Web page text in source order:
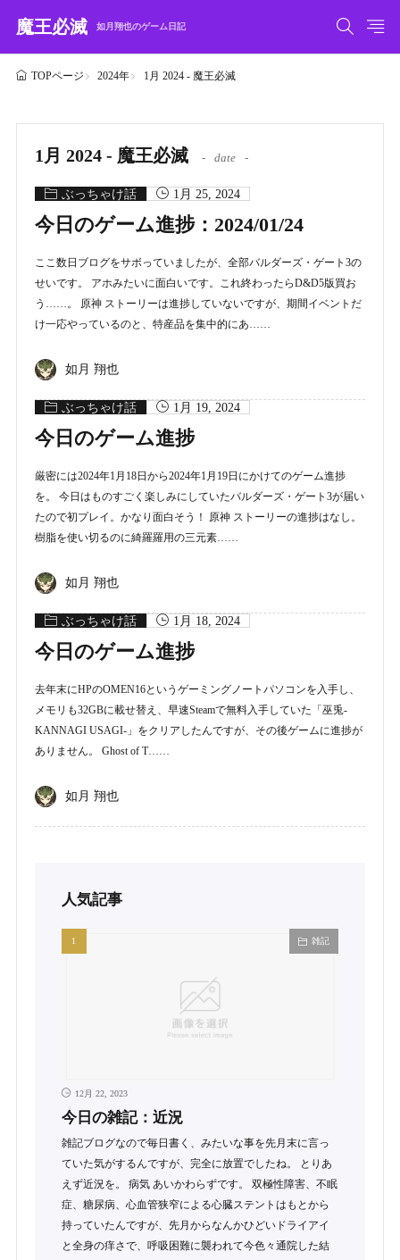
魔王必滅 如月翔也のゲーム日記
TOPページ 2024年 1月 2024 - 魔王必滅
1月 2024 - 魔王必滅 date
ぶっちゃけ話 1月 25, 2024
今日のゲーム進捗：2024/01/24
ここ数日ブログをサボっていましたが、全部バルダーズ・ゲート3の
せいです。 アホみたいに面白いです。これ終わったらD&D5版買お
う……。 原神 ストーリーは進捗していないですが、期間イベントだ
け一応やっているのと、特産品を集中的にあ……
如月 翔也
ぶっちゃけ話 1月 19, 2024
今日のゲーム進捗
厳密には2024年1月18日から2024年1月19日にかけてのゲーム進捗
を。 今日はものすごく楽しみにしていたバルダーズ・ゲート3が届い
たので初プレイ。かなり面白そう！ 原神 ストーリーの進捗はなし。
樹脂を使い切るのに綺羅羅用の三元素……
如月 翔也
ぶっちゃけ話 1月 18, 2024
今日のゲーム進捗
去年末にHPのOMEN16というゲーミングノートパソコンを入手し、
メモリも32GBに載せ替え、早速Steamで無料入手していた「巫兎-
KANNAGI USAGI-」をクリアしたんですが、その後ゲームに進捗が
ありません。 Ghost of T……
如月 翔也
人気記事
雑記
12月 22, 2023
今日の雑記：近況
雑記ブログなので毎日書く、みたいな事を先月末に言っ
ていた気がするんですが、完全に放置でしたね。 とりあ
えず近況を。 病気 あいかわらずです。 双極性障害、不眠
症、糖尿病、心血管狭窄による心臓ステントはもとから
持っていたんですが、先月からなんかひどいドライアイ
と全身の痒さで、呼吸困難に襲われて今色々通院した結